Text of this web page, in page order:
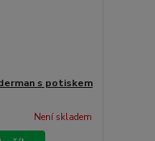
s potiskem
Není skladem